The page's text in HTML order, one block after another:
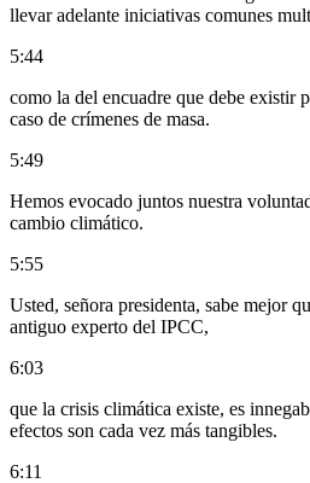
llevar adelante iniciativas comunes
5:44
como la del encuadre que debe existir
caso de crímenes de masa.
5:49
Hemos evocado juntos nuestra
cambio climático.
5:55
Usted, señora presidenta, sabe mejor
antiguo experto del IPCC,
6:03
que la crisis climática existe, es
efectos son cada vez más tangibles.
6:11